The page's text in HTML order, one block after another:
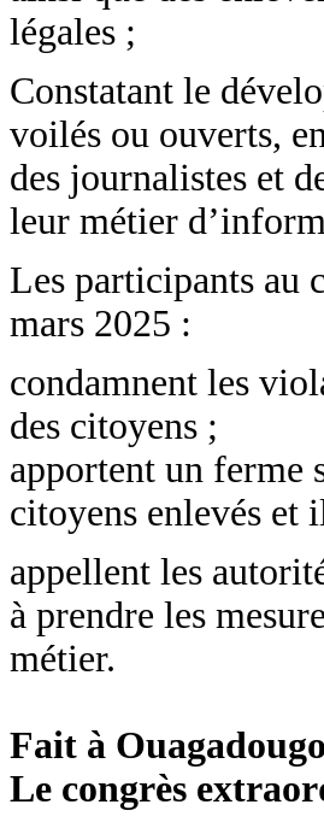
légales ;
Constatant le
voilés ou ouverts,
des journalistes et
leur métier
Les participants au
mars 2025 :
condamnent les
des citoyens ;
apportent un ferme
citoyens enlevés et
appellent les
à prendre les
métier.
Fait à
Le congrès